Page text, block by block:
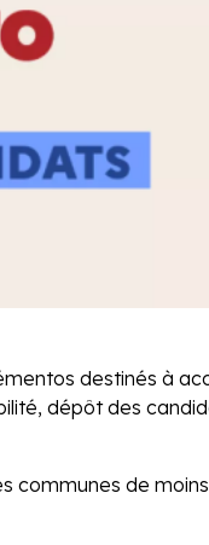
destinés à
dépôt des
de